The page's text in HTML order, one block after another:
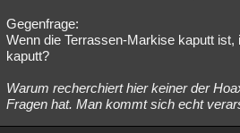
Gegenfrage:
Wenn die Terrassen-Markise kaputt ist,
kaputt?
Warum recherchiert hier keiner der
Fragen hat. Man kommt sich echt